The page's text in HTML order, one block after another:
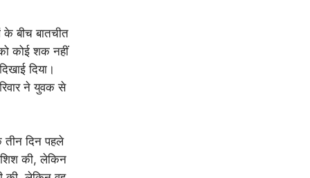
बीच बातचीत
कोई शक नहीं
दिया।
ने युवक से
तीन दिन पहले
की, लेकिन